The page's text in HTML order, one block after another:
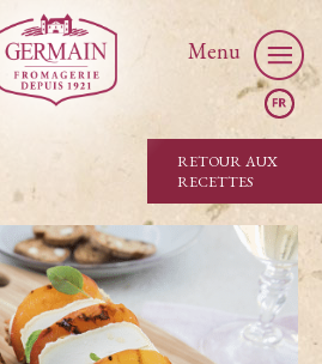
Menu
RETOUR AUX
RECETTES